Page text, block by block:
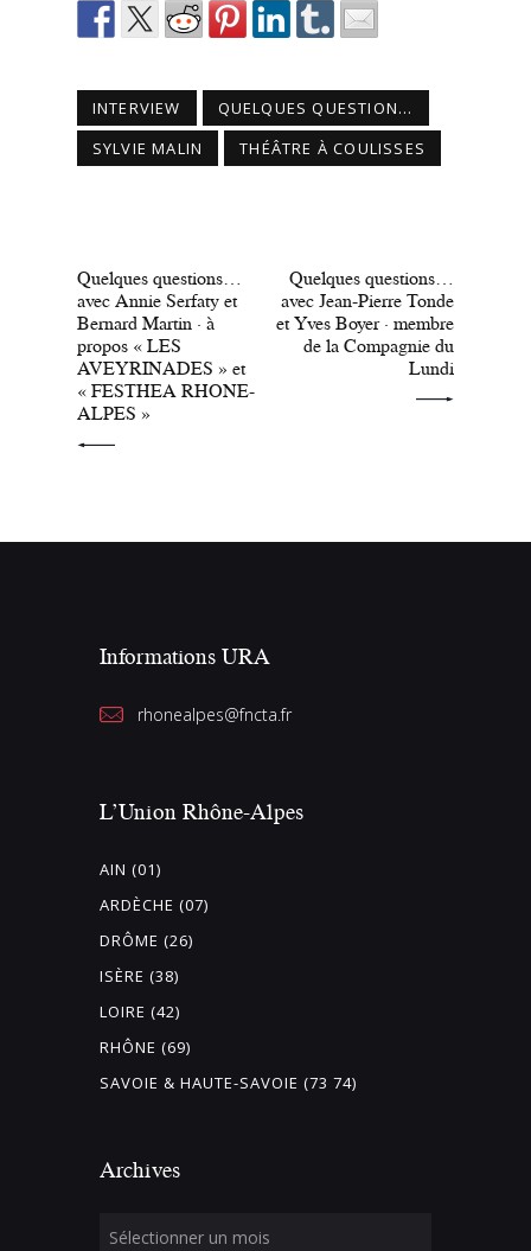
INTERVIEW
QUELQUES QUESTION...
SYLVIE MALIN
THÉÂTRE À COULISSES
Quelques questions…
avec Annie Serfaty et
Bernard Martin · à
propos « LES
AVEYRINADES » et
« FESTHEA RHONE-
ALPES »
Quelques questions…
avec Jean-Pierre Tonde
et Yves Boyer · membre
de la Compagnie du
Lundi
Informations URA
rhonealpes@fncta.fr
L’Union Rhône-Alpes
AIN (01)
ARDÈCHE (07)
DRÔME (26)
ISÈRE (38)
LOIRE (42)
RHÔNE (69)
SAVOIE & HAUTE-SAVOIE (73 74)
Archives